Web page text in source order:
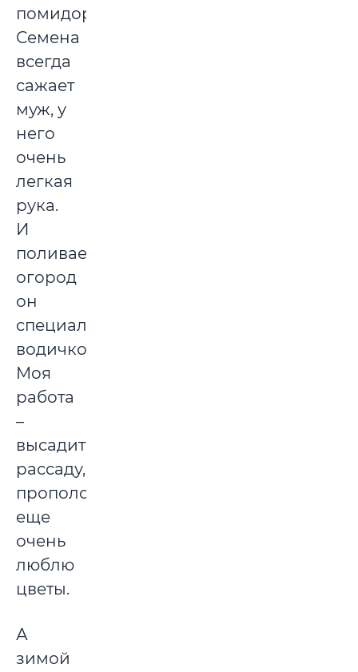
помидоров.
Семена
всегда
сажает
муж, у
него
очень
легкая
рука.
И
поливает
огород
он
специальной
водичкой.
Моя
работа
–
высадить
рассаду,
прополоть,
еще
очень
люблю
цветы.
А
зимой